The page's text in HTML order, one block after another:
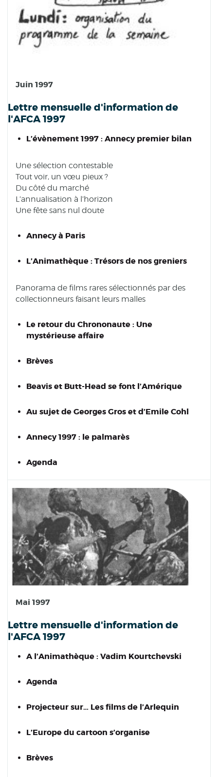
Juin 1997
Lettre mensuelle d'information de
l'AFCA 1997
L’évènement 1997 : Annecy premier bilan
Une sélection contestable
Tout voir, un vœu pieux ?
Du côté du marché
L’annualisation à l’horizon
Une fête sans nul doute
Annecy à Paris
L’Animathèque : Trésors de nos greniers
Panorama de films rares sélectionnés par des
collectionneurs faisant leurs malles
Le retour du Chrononaute : Une
mystérieuse affaire
Brèves
Beavis et Butt-Head se font l’Amérique
Au sujet de Georges Gros et d’Emile Cohl
Annecy 1997 : le palmarès
Agenda
Mai 1997
Lettre mensuelle d'information de
l'AFCA 1997
A l’Animathèque : Vadim Kourtchevski
Agenda
Projecteur sur… Les films de l’Arlequin
L’Europe du cartoon s’organise
Brèves